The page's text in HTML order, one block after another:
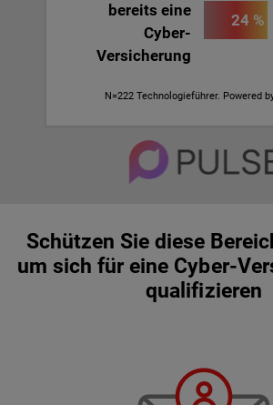
bereits eine
Cyber-
Versicherung
24 %
N=222 Technologieführer. Powered
Schützen Sie diese
um sich für eine Cyber-
qualifizieren